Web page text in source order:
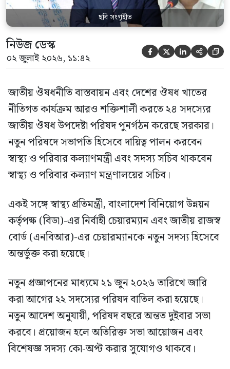
ছবি সংগৃহীত
নিউজ ডেস্ক
০২ জুলাই ২০২৬, ১১:৪২     
জাতীয় ঔষধনীতি বাস্তবায়ন এবং দেশের ঔষধ খাতের
নীতিগত কার্যক্রম আরও শক্তিশালী করতে ২৪ সদস্যের
জাতীয় ঔষধ উপদেষ্টা পরিষদ পুনর্গঠন করেছে সরকার।
নতুন পরিষদে সভাপতি হিসেবে দায়িত্ব পালন করবেন
স্বাস্থ্য ও পরিবার কল্যাণমন্ত্রী এবং সদস্য সচিব থাকবেন
স্বাস্থ্য ও পরিবার কল্যাণ মন্ত্রণালয়ের সচিব।
একই সঙ্গে স্বাস্থ্য প্রতিমন্ত্রী, বাংলাদেশ বিনিয়োগ উন্নয়ন
কর্তৃপক্ষ (বিডা)-এর নির্বাহী চেয়ারম্যান এবং জাতীয় রাজস্ব
বোর্ড (এনবিআর)-এর চেয়ারম্যানকে নতুন সদস্য হিসেবে
অন্তর্ভুক্ত করা হয়েছে।
নতুন প্রজ্ঞাপনের মাধ্যমে ২১ জুন ২০২৬ তারিখে জারি
করা আগের ২২ সদস্যের পরিষদ বাতিল করা হয়েছে।
নতুন আদেশ অনুযায়ী, পরিষদ বছরে অন্তত দুইবার সভা
করবে। প্রয়োজন হলে অতিরিক্ত সভা আয়োজন এবং
বিশেষজ্ঞ সদস্য কো-অপ্ট করার সুযোগও থাকবে।